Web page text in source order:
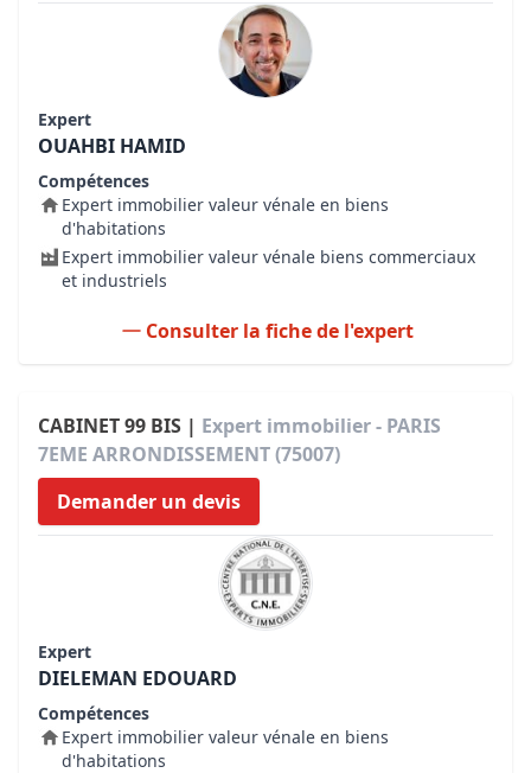
Expert
OUAHBI HAMID
Compétences
Expert immobilier valeur vénale en biens
d'habitations
Expert immobilier valeur vénale biens commerciaux
et industriels
Consulter la fiche de l'expert
CABINET 99 BIS | Expert immobilier - PARIS
7EME ARRONDISSEMENT (75007)
Demander un devis
Expert
DIELEMAN EDOUARD
Compétences
Expert immobilier valeur vénale en biens
d'habitations